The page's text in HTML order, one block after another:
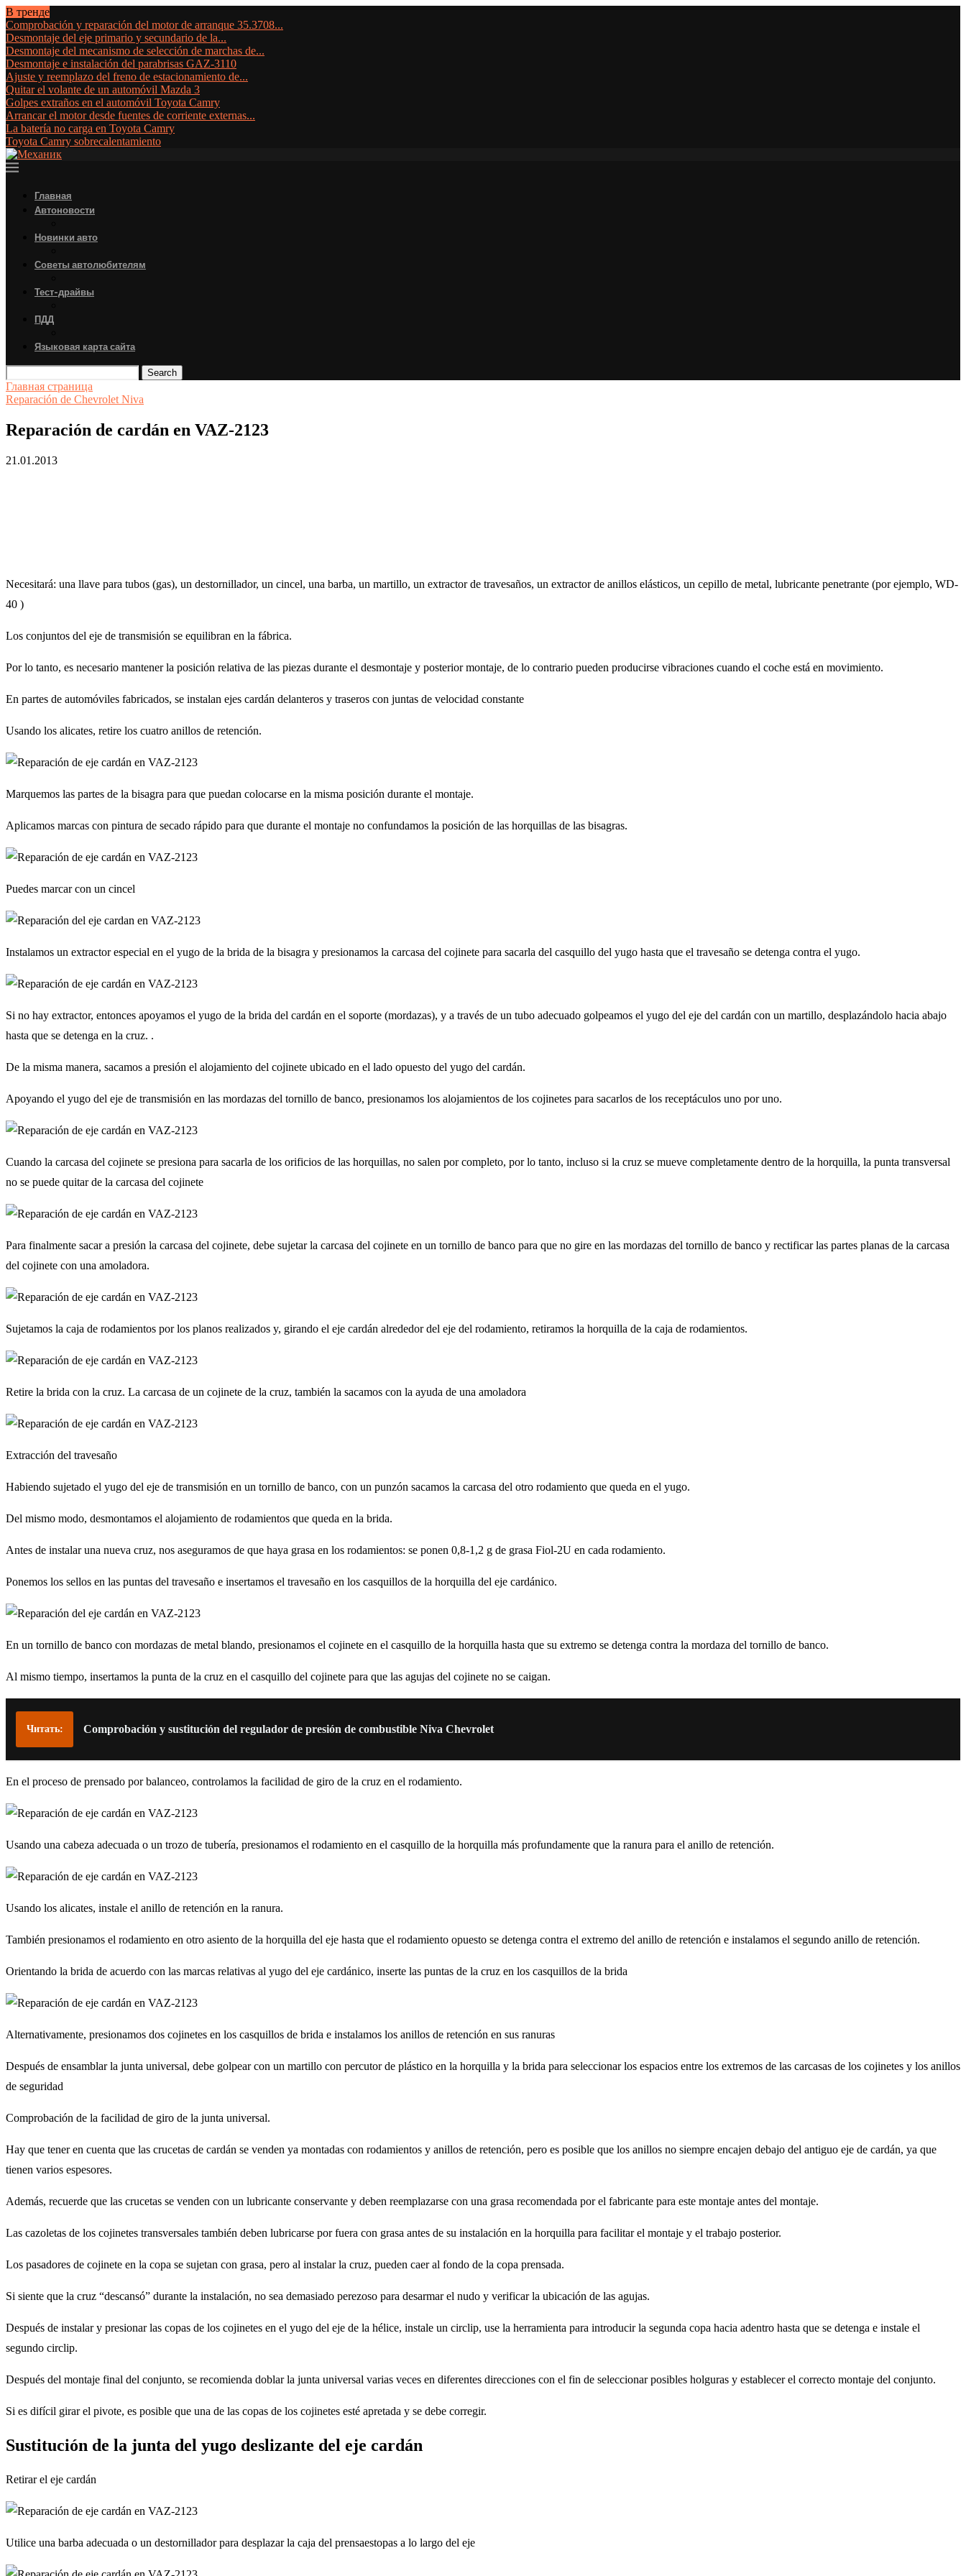
В тренде
Comprobación y reparación del motor de arranque 35.3708...
Desmontaje del eje primario y secundario de la...
Desmontaje del mecanismo de selección de marchas de...
Desmontaje e instalación del parabrisas GAZ-3110
Ajuste y reemplazo del freno de estacionamiento de...
Quitar el volante de un automóvil Mazda 3
Golpes extraños en el automóvil Toyota Camry
Arrancar el motor desde fuentes de corriente externas...
La batería no carga en Toyota Camry
Toyota Camry sobrecalentamiento
Главная
Автоновости
Новинки авто
Советы автолюбителям
Тест-драйвы
ПДД
Языковая карта сайта
Search
Главная страница
Reparación de Chevrolet Niva
Reparación de cardán en VAZ-2123
21.01.2013
Necesitará: una llave para tubos (gas), un destornillador, un cincel, una barba, un martillo, un extractor de travesaños, un extractor de anillos elásticos, un cepillo de metal, lubricante penetrante (por ejemplo, WD-
40 )
Los conjuntos del eje de transmisión se equilibran en la fábrica.
Por lo tanto, es necesario mantener la posición relativa de las piezas durante el desmontaje y posterior montaje, de lo contrario pueden producirse vibraciones cuando el coche está en movimiento.
En partes de automóviles fabricados, se instalan ejes cardán delanteros y traseros con juntas de velocidad constante
Usando los alicates, retire los cuatro anillos de retención.
Marquemos las partes de la bisagra para que puedan colocarse en la misma posición durante el montaje.
Aplicamos marcas con pintura de secado rápido para que durante el montaje no confundamos la posición de las horquillas de las bisagras.
Puedes marcar con un cincel
Instalamos un extractor especial en el yugo de la brida de la bisagra y presionamos la carcasa del cojinete para sacarla del casquillo del yugo hasta que el travesaño se detenga contra el yugo.
Si no hay extractor, entonces apoyamos el yugo de la brida del cardán en el soporte (mordazas), y a través de un tubo adecuado golpeamos el yugo del eje del cardán con un martillo, desplazándolo hacia abajo
hasta que se detenga en la cruz. .
De la misma manera, sacamos a presión el alojamiento del cojinete ubicado en el lado opuesto del yugo del cardán.
Apoyando el yugo del eje de transmisión en las mordazas del tornillo de banco, presionamos los alojamientos de los cojinetes para sacarlos de los receptáculos uno por uno.
Cuando la carcasa del cojinete se presiona para sacarla de los orificios de las horquillas, no salen por completo, por lo tanto, incluso si la cruz se mueve completamente dentro de la horquilla, la punta transversal
no se puede quitar de la carcasa del cojinete
Para finalmente sacar a presión la carcasa del cojinete, debe sujetar la carcasa del cojinete en un tornillo de banco para que no gire en las mordazas del tornillo de banco y rectificar las partes planas de la carcasa
del cojinete con una amoladora.
Sujetamos la caja de rodamientos por los planos realizados y, girando el eje cardán alrededor del eje del rodamiento, retiramos la horquilla de la caja de rodamientos.
Retire la brida con la cruz. La carcasa de un cojinete de la cruz, también la sacamos con la ayuda de una amoladora
Extracción del travesaño
Habiendo sujetado el yugo del eje de transmisión en un tornillo de banco, con un punzón sacamos la carcasa del otro rodamiento que queda en el yugo.
Del mismo modo, desmontamos el alojamiento de rodamientos que queda en la brida.
Antes de instalar una nueva cruz, nos aseguramos de que haya grasa en los rodamientos: se ponen 0,8-1,2 g de grasa Fiol-2U en cada rodamiento.
Ponemos los sellos en las puntas del travesaño e insertamos el travesaño en los casquillos de la horquilla del eje cardánico.
En un tornillo de banco con mordazas de metal blando, presionamos el cojinete en el casquillo de la horquilla hasta que su extremo se detenga contra la mordaza del tornillo de banco.
Al mismo tiempo, insertamos la punta de la cruz en el casquillo del cojinete para que las agujas del cojinete no se caigan.
Читать: Comprobación y sustitución del regulador de presión de combustible Niva Chevrolet
En el proceso de prensado por balanceo, controlamos la facilidad de giro de la cruz en el rodamiento.
Usando una cabeza adecuada o un trozo de tubería, presionamos el rodamiento en el casquillo de la horquilla más profundamente que la ranura para el anillo de retención.
Usando los alicates, instale el anillo de retención en la ranura.
También presionamos el rodamiento en otro asiento de la horquilla del eje hasta que el rodamiento opuesto se detenga contra el extremo del anillo de retención e instalamos el segundo anillo de retención.
Orientando la brida de acuerdo con las marcas relativas al yugo del eje cardánico, inserte las puntas de la cruz en los casquillos de la brida
Alternativamente, presionamos dos cojinetes en los casquillos de brida e instalamos los anillos de retención en sus ranuras
Después de ensamblar la junta universal, debe golpear con un martillo con percutor de plástico en la horquilla y la brida para seleccionar los espacios entre los extremos de las carcasas de los cojinetes y los anillos
de seguridad
Comprobación de la facilidad de giro de la junta universal.
Hay que tener en cuenta que las crucetas de cardán se venden ya montadas con rodamientos y anillos de retención, pero es posible que los anillos no siempre encajen debajo del antiguo eje de cardán, ya que
tienen varios espesores.
Además, recuerde que las crucetas se venden con un lubricante conservante y deben reemplazarse con una grasa recomendada por el fabricante para este montaje antes del montaje.
Las cazoletas de los cojinetes transversales también deben lubricarse por fuera con grasa antes de su instalación en la horquilla para facilitar el montaje y el trabajo posterior.
Los pasadores de cojinete en la copa se sujetan con grasa, pero al instalar la cruz, pueden caer al fondo de la copa prensada.
Si siente que la cruz “descansó” durante la instalación, no sea demasiado perezoso para desarmar el nudo y verificar la ubicación de las agujas.
Después de instalar y presionar las copas de los cojinetes en el yugo del eje de la hélice, instale un circlip, use la herramienta para introducir la segunda copa hacia adentro hasta que se detenga e instale el
segundo circlip.
Después del montaje final del conjunto, se recomienda doblar la junta universal varias veces en diferentes direcciones con el fin de seleccionar posibles holguras y establecer el correcto montaje del conjunto.
Si es difícil girar el pivote, es posible que una de las copas de los cojinetes esté apretada y se debe corregir.
Sustitución de la junta del yugo deslizante del eje cardán
Retirar el eje cardán
Utilice una barba adecuada o un destornillador para desplazar la caja del prensaestopas a lo largo del eje